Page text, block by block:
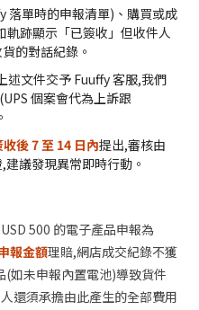
落單時的申報清單)、購買或成
跡顯示「已簽收」但收件人
的對話紀錄。
述文件交予 Fuuffy 客服,我們
個案會代為上訴跟
收後 7 至 14 日內提出,審核由
議發現異常即時行動。
500 的電子產品申報為
報金額理賠,網店成交紀錄不獲
如未申報內置電池)導致貨件
還須承擔由此產生的全部費用